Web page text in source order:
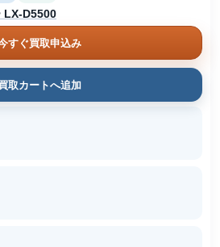
LX-D5500
すぐ買取申込み
取カートへ追加